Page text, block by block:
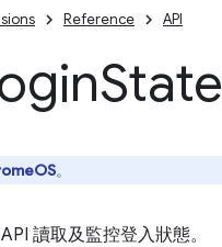
Reference API
State
。
API 讀取及監控登入狀態。